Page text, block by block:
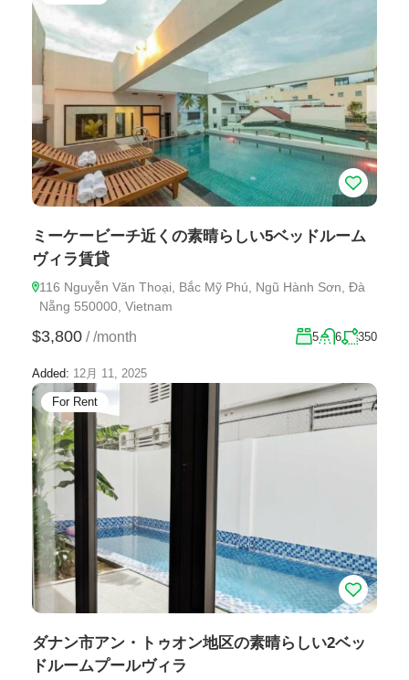
ミーケービーチ近くの素晴らしい5ベッドルーム
ヴィラ賃貸
116 Nguyễn Văn Thoại, Bắc Mỹ Phú, Ngũ Hành Sơn, Đà
Nẵng 550000, Vietnam
$3,800 / /month 5 6 350
Added: 12月 11, 2025
For Rent
ダナン市アン・トゥオン地区の素晴らしい2ベッ
ドルームプールヴィラ